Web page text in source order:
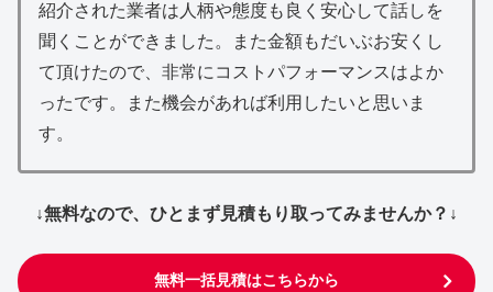
紹介された業者は人柄や態度も良く安心して話しを
聞くことができました。また金額もだいぶお安くし
て頂けたので、非常にコストパフォーマンスはよか
ったです。また機会があれば利用したいと思いま
す。
↓無料なので、ひとまず見積もり取ってみませんか？↓
無料一括見積はこちらから